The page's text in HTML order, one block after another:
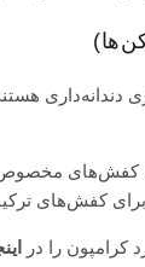
دندانه‌داری
کفش‌های
برای کفش‌های
کرامپون را در